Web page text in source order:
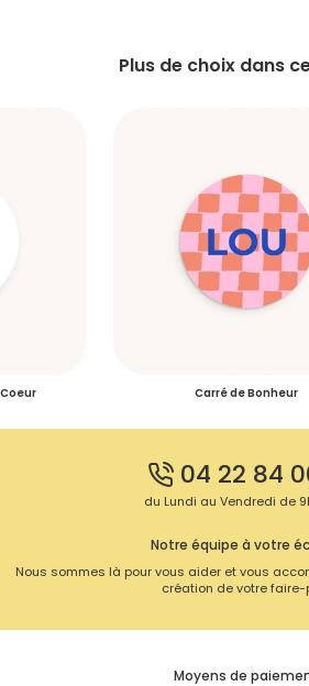
Plus de choix dans
Carré de Bonheur
04 22 84
du Lundi au Vendredi de
Notre équipe à votre
Nous sommes là pour vous aider et vous
création de votre
Moyens de